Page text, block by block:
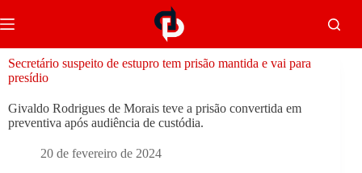
Secretário suspeito de estupro tem prisão mantida e vai para
presídio
Givaldo Rodrigues de Morais teve a prisão convertida em
preventiva após audiência de custódia.
20 de fevereiro de 2024